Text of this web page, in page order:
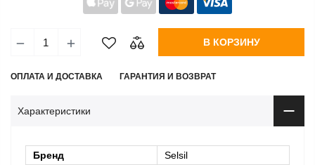
В КОРЗИНУ
ОПЛАТА И ДОСТАВКА ГАРАНТИЯ И ВОЗВРАТ
Характеристики
Бренд
Selsil